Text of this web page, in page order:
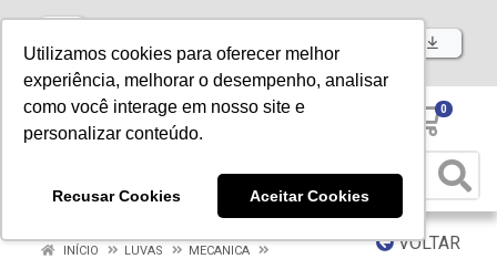
Utilizamos cookies para oferecer melhor
experiência, melhorar o desempenho, analisar
como você interage em nosso site e
personalizar conteúdo.
Recusar Cookies Aceitar Cookies
Baixe já nosso APP
0
VOLTAR
INÍCIO LUVAS
MECANICA